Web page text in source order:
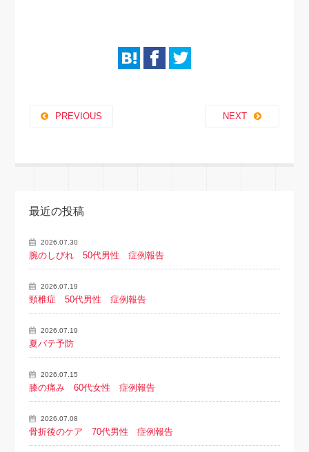
PREVIOUS NEXT
最近の投稿
2026.07.30
腕のしびれ 50代男性 症例報告
2026.07.19
頸椎症 50代男性 症例報告
2026.07.19
夏バテ予防
2026.07.15
膝の痛み 60代女性 症例報告
2026.07.08
骨折後のケア 70代男性 症例報告